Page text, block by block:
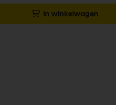
In winkelwagen